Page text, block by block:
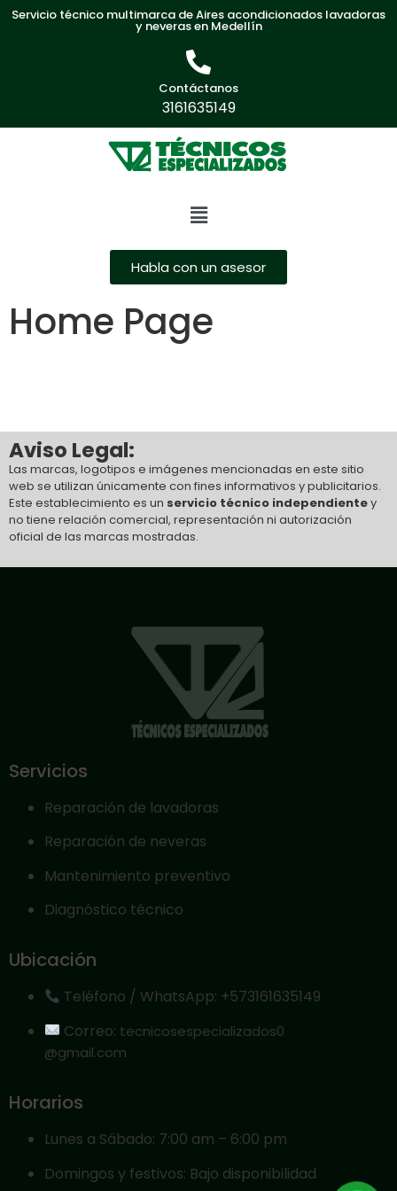
Servicio técnico multimarca de Aires acondicionados lavadoras
y neveras en Medellín
Contáctanos
3161635149
Habla con un asesor
Home Page
1xbet
Aviso Legal:
Las marcas, logotipos e imágenes mencionadas en este sitio
web se utilizan únicamente con fines informativos y publicitarios.
Este establecimiento es un servicio técnico independientey
no tiene relación comercial, representación ni autorización
oficial de las marcas mostradas.
Servicios
Reparación de lavadoras
Reparación de neveras
Mantenimiento preventivo
Diagnóstico técnico
Ubicación
Teléfono / WhatsApp: +573161635149
Correo: tecnicosespecializados0
@gmail.com
Horarios
Lunes a Sábado: 7:00 am – 6:00 pm
Domingos y festivos: Bajo disponibilidad